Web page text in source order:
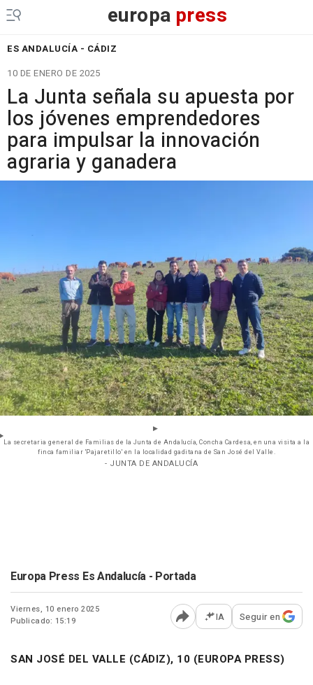
europa press
ES ANDALUCÍA - CÁDIZ
10 DE ENERO DE 2025
La Junta señala su apuesta por
los jóvenes emprendedores
para impulsar la innovación
agraria y ganadera
La secretaria general de Familias de la Junta de Andalucía, Concha Cardesa, en una visita a la
finca familiar 'Pajaretillo' en la localidad gaditana de San José del Valle.
- JUNTA DE ANDALUCÍA
Europa Press Es Andalucía - Portada
Viernes, 10 enero 2025
Publicado: 15:19
Abrir opciones para
IA Seguir en
SAN JOSÉ DEL VALLE (CÁDIZ), 10 (EUROPA PRESS)